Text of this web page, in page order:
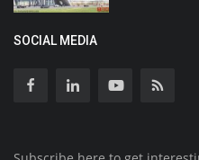
SOCIAL MEDIA